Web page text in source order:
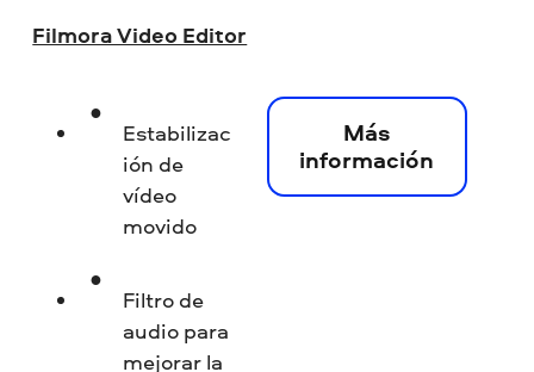
Filmora Video Editor
Estabilizac
ión de
vídeo
movido
Filtro de
audio para
mejorar la
Más
información